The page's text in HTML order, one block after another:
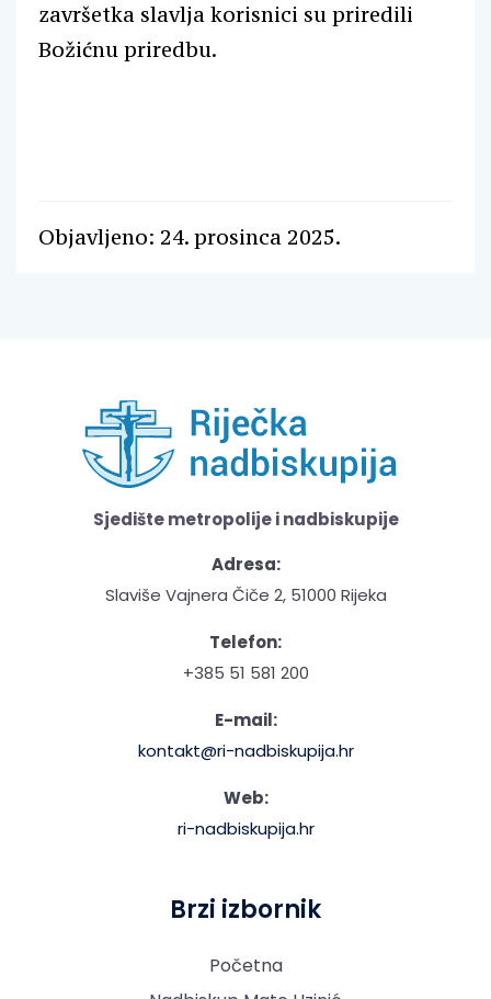
završetka slavlja korisnici su priredili
Božićnu priredbu.
Objavljeno: 24. prosinca 2025.
Sjedište metropolije i nadbiskupije
Adresa:
Slaviše Vajnera Čiče 2, 51000 Rijeka
Telefon:
+385 51 581 200
E-mail:
kontakt@ri-nadbiskupija.hr
Web:
ri-nadbiskupija.hr
Brzi izbornik
Početna